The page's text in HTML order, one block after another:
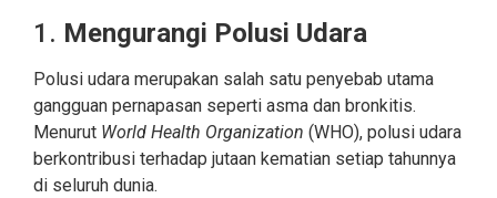
1. Mengurangi Polusi Udara
Polusi udara merupakan salah satu penyebab utama
gangguan pernapasan seperti asma dan bronkitis.
Menurut World Health Organization (WHO), polusi udara
berkontribusi terhadap jutaan kematian setiap tahunnya
di seluruh dunia.